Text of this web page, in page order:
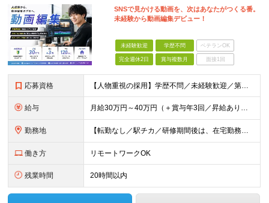
SNSで見かける動画を、次はあなたがつくる番。
未経験から動画編集デビュー！
未経験歓迎 学歴不問 ベテランOK
完全週休2日 賞与複数月 面接1回
応募資格 【人物重視の採用】学歴不問／未経験歓迎／第二新卒歓迎 「動画編集を仕事にしてみたい！」 「YouTubeやTikTokが好き！」 「クリエイティブな仕事に挑戦したい！」 そんな想いがあれば、経験や
給与 月給30万円～40万円（＋賞与年3回／昇給あり） 【固定残業代について】 なし（残業代は、実際の労働時間に応じて別途全額支給）
勤務地 【転勤なし／駅チカ／研修期間後は、在宅勤務可能】 本社：東京都渋谷区代々木1-30-15 天翔代々木ビル5階 ★過去入社した先輩方の前職をご紹介（経験職種不問です）★ 一般職、秘書、総務、経理
働き方 リモートワークOK
残業時間 20時間以内